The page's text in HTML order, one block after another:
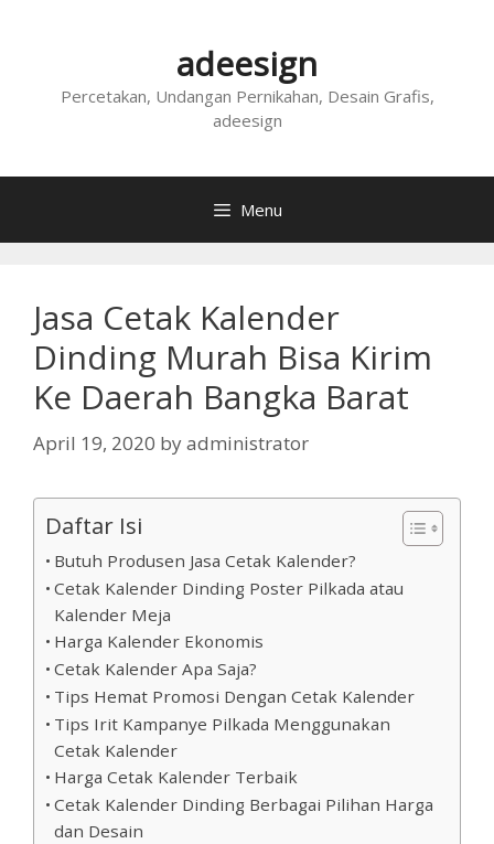
adeesign
Percetakan, Undangan Pernikahan, Desain Grafis,
adeesign
Menu
Jasa Cetak Kalender
Dinding Murah Bisa Kirim
Ke Daerah Bangka Barat
April 19, 2020 byadministrator
Daftar Isi
Butuh Produsen Jasa Cetak Kalender?
Cetak Kalender Dinding Poster Pilkada atau
Kalender Meja
Harga Kalender Ekonomis
Cetak Kalender Apa Saja?
Tips Hemat Promosi Dengan Cetak Kalender
Tips Irit Kampanye Pilkada Menggunakan
Cetak Kalender
Harga Cetak Kalender Terbaik
Cetak Kalender Dinding Berbagai Pilihan Harga
dan Desain